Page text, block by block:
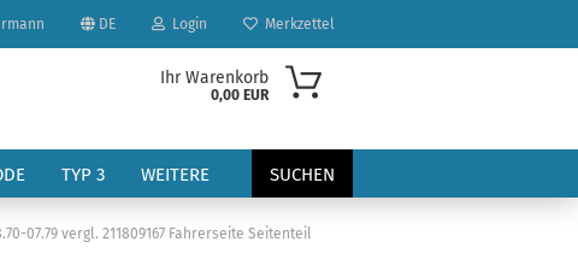
DE Login Merkzettel
Ihr Warenkorb
0,00 EUR
TYP 3 SUCHEN
WEITERE
07.79 vergl. 211809167 Fahrerseite Seitenteil